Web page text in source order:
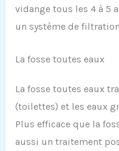
vidange tous les 4 à 5
un système de
La fosse toutes eaux
La fosse toutes eaux
(toilettes) et les eaux
Plus efficace que la
aussi un traitement